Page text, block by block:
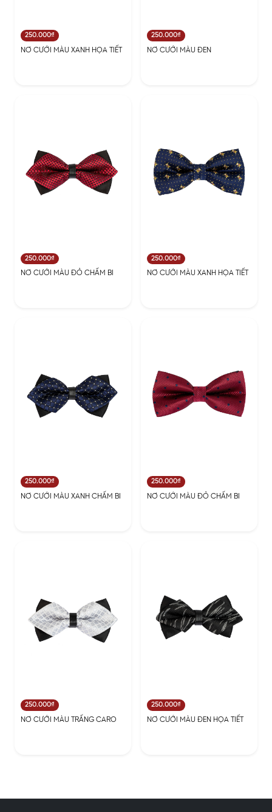
250.000₫
NƠ CƯỚI MÀU XANH HỌA TIẾT
250.000₫
NƠ CƯỚI MÀU ĐEN
250.000₫
NƠ CƯỚI MÀU ĐỎ CHẤM BI
250.000₫
NƠ CƯỚI MÀU XANH HỌA TIẾT
250.000₫
NƠ CƯỚI MÀU XANH CHẤM BI
250.000₫
NƠ CƯỚI MÀU ĐỎ CHẤM BI
250.000₫
NƠ CƯỚI MÀU TRẤNG CARO
250.000₫
NƠ CƯỚI MÀU ĐEN HỌA TIẾT